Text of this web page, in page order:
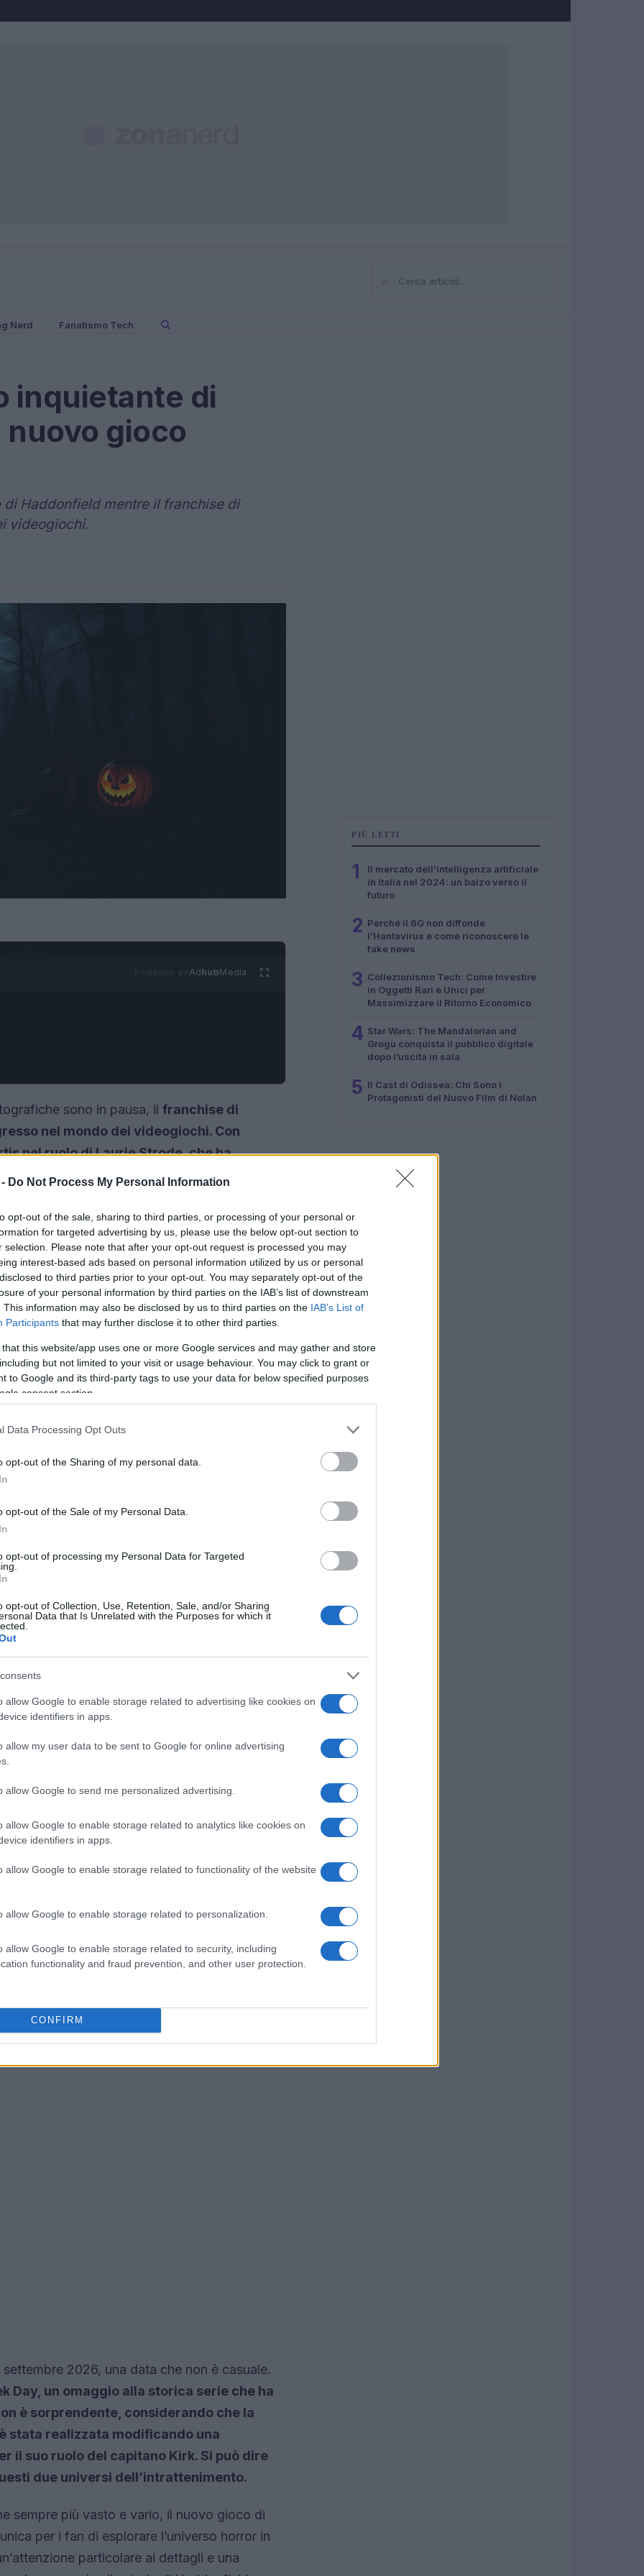
Do Not Process My Personal Information
opt-out of the sale, sharing to third parties, or processing of your personal or
for targeted advertising by us, please use the below opt-out section to
selection. Please note that after your opt-out request is processed you may
interest-based ads based on personal information utilized by us or personal
to third parties prior to your opt-out. You may separately opt-out of the
of your personal information by third parties on the IAB’s list of downstream
This information may also be disclosed by us to third parties on the IAB’s List of
Participants that may further disclose it to other third parties.
that this website/app uses one or more Google services and may gather and store
but not limited to your visit or usage behaviour. You may click to grant or
to Google and its third-party tags to use your data for below specified purposes
consent section.
Data Processing Opt Outs
opt-out of the Sharing of my personal data.
opt-out of the Sale of my Personal Data.
opt-out of processing my Personal Data for Targeted
opt-out of Collection, Use, Retention, Sale, and/or Sharing
Data that Is Unrelated with the Purposes for which it
allow Google to enable storage related to advertising like cookies on
identifiers in apps.
allow my user data to be sent to Google for online advertising
allow Google to send me personalized advertising.
allow Google to enable storage related to analytics like cookies on
identifiers in apps.
allow Google to enable storage related to functionality of the website
allow Google to enable storage related to personalization.
allow Google to enable storage related to security, including
functionality and fraud prevention, and other user protection.
CONFIRM
⌕Cerca
Nerd Fanatismo Tech
inquietante di
gioco
Haddonfield mentre il franchise di
videogiochi.
AdhubMedia
sono in pausa, il franchise di
nel mondo dei videogiochi. Con
nel ruolo di Laurie Strode, che ha
Ends, i fan attendono con interesse una
horror asimmetrico sviluppato da
il terrore di Halloween direttamente
come PlayStation 5,Xbox Series X|Se
nella notte di Halloween e
hanno dedicato notevoli sforzi per
’70, ispirandosi al film iconico diJohn
manca una cucina con un frigorifero
Myers
Michael Myers, il gioco offre
Jump. Questa modalità consente di
il personaggio ha nella serie di film,
nei panni di Michael, i giocatori
terrificanti, esprimendo la vera essenza
di scegliere tra due esperienze distinte.
civile, il cui compito è quello di salvare gli
per affrontare il temuto assassino. Dall’altro
Myers, approfittando delle ombre e
di gioco offre un’esperienza dinamica e
2026, una data che non è casuale.
Day, un omaggio alla storica serie che ha
è sorprendente, considerando che la
stata realizzata modificando una
il suo ruolo del capitano Kirk. Si può dire
due universi dell’intrattenimento.
sempre più vasto e vario, il nuovo gioco di
per i fan di esplorare l’universo horror in
particolare ai dettagli e una
PIÙ LETTI
1
Il mercato dell’intelligenza artificiale
in Italia nel 2024: un balzo verso il
futuro
2 Perché il 6G non diffonde
l’Hantavirus e come riconoscere le
fake news
3 Collezionismo Tech: Come Investire
in Oggetti Rari e Unici per
Massimizzare il Ritorno Economico
4 Star Wars: The Mandalorian and
Grogu conquista il pubblico digitale
dopo l’uscita in sala
5 Il Cast di Odissea: Chi Sono i
Protagonisti del Nuovo Film di Nolan